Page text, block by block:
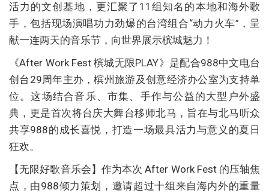
活力的文创基地，更汇聚了11组知名的本地和海外歌
手，包括现场演唱功力劲爆的台湾组合“动力火车”，呈
献一连两天的音乐节，向世界展示槟城魅力！
《After Work Fest 槟城无限PLAY》是配合988中文电台
创台29周年主办，槟州旅游及创意经济办公室为支持单
位。这场结合音乐、市集、手作与公益的大型户外盛
典，更是首次将台庆大舞台移师北马，旨在与北马听众
共享988的成长喜悦，打造一场最具活力与意义的夏日
狂欢。
【无限好歌音乐会】作为本次 After Work Fest 的压轴焦
点，由988倾力策划，邀请超过十组来自海内外的重量